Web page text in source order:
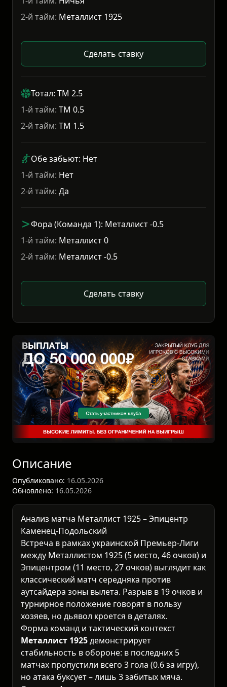
2-й тайм: Металлист 1925
Сделать ставку
Тотал: ТМ 2.5
1-й тайм: ТМ 0.5
2-й тайм: ТМ 1.5
Обе забьют: Нет
1-й тайм: Нет
2-й тайм: Да
Фора (Команда 1): Металлист -0.5
1-й тайм: Металлист 0
2-й тайм: Металлист -0.5
Сделать ставку
Описание
Опубликовано: 16.05.2026
Обновлено: 16.05.2026
Анализ матча Металлист 1925 – Эпицентр
Каменец-Подольский
Встреча в рамкахукраинской Премьер-Лиги
между Металлистом 1925 (5 место, 46 очков) и
Эпицентром (11 место, 27 очков) выглядит как
классический матч середняка против
аутсайдера зоны вылета. Разрыв в 19 очков и
турнирное положение говорят в пользу
хозяев, но дьявол кроется в деталях.
Форма команд и тактический контекст
Металлист 1925демонстрирует
стабильность в обороне: в последних 5
матчах пропустили всего 3 гола (0.6 за игру),
но атака буксует – лишь 3 забитых мяча.